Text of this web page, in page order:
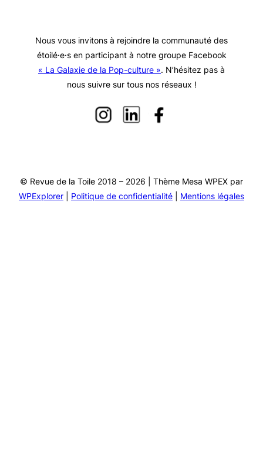
Nous vous invitons à rejoindre la communauté des
étoilé·e·s en participant à notre groupe Facebook
« La Galaxie de la Pop-culture ». N’hésitez pas à
nous suivre sur tous nos réseaux !
© Revue de la Toile 2018 – 2026 | Thème Mesa WPEX par
WPExplorer
Politique de confidentialité Mentions légales